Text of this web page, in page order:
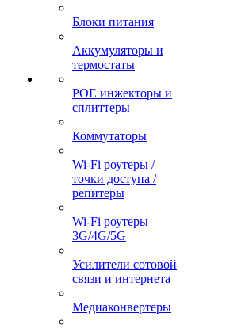
Блоки питания
Аккумуляторы и
термостаты
POE инжекторы и
сплиттеры
Коммутаторы
Wi-Fi роутеры /
точки доступа /
репитеры
Wi-Fi роутеры
3G/4G/5G
Усилители сотовой
связи и интернета
Медиаконвертеры